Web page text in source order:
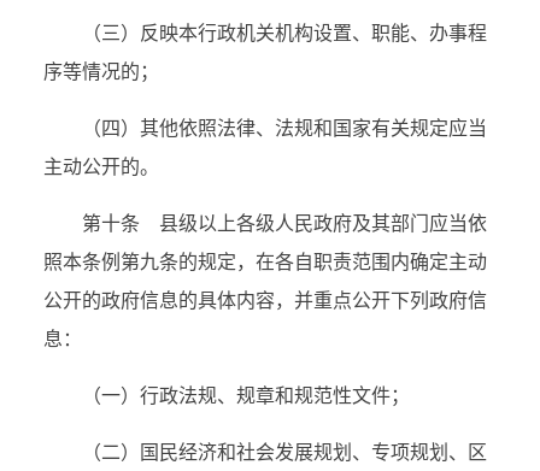
（三）反映本行政机关机构设置、职能、办事程
序等情况的；
（四）其他依照法律、法规和国家有关规定应当
主动公开的。
第十条 县级以上各级人民政府及其部门应当依
照本条例第九条的规定，在各自职责范围内确定主动
公开的政府信息的具体内容，并重点公开下列政府信
息：
（一）行政法规、规章和规范性文件；
（二）国民经济和社会发展规划、专项规划、区